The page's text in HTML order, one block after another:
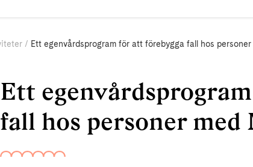
Ett egenvårdsprogram för att förebygga fall hos personer
Ett
fall hos personer med